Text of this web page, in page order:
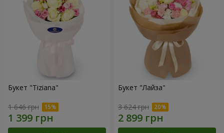
Букет "Tiziana"
1 646 грн
Букет "Лайза"
3 624 грн